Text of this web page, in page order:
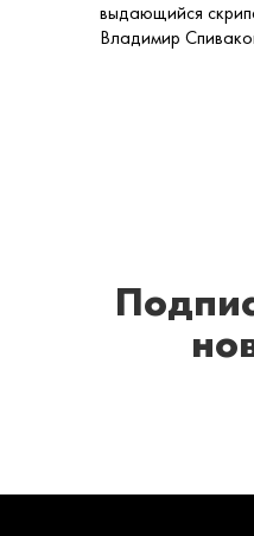
выдающийся
Владимир